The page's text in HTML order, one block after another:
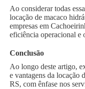
Ao considerar todas
locação de macaco
empresas em
eficiência operacional e
Conclusão
Ao longo deste artigo,
e vantagens da locação
RS, com ênfase nos